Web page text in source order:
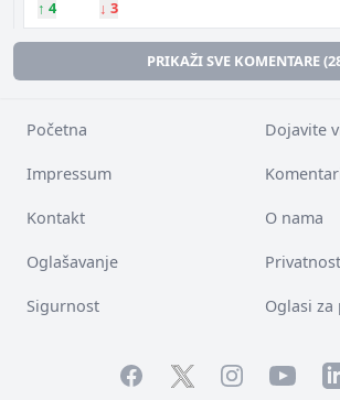
↑ 4 ↓ 3
PRIKAŽI SVE KOMENTARE
Početna Dojavite
Impressum
Kontakt O nama
Oglašavanje Privatnost
Sigurnost Oglasi za
FacebookTwitterInstagramYouTube